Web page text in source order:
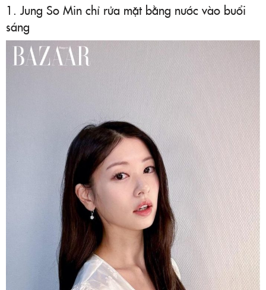
1. Jung So Min chỉ rửa mặt bằng nước vào buổi
sáng